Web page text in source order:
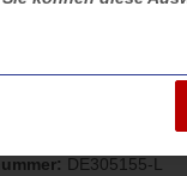
DE305155-L